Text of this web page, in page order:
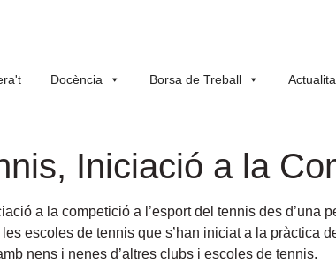
Docència Borsa de Treball
Iniciació a la
a la competició a l’esport del tennis des d’una
escoles de tennis que s’han iniciat a la pràctica
nens i nenes d’altres clubs i escoles de tennis.